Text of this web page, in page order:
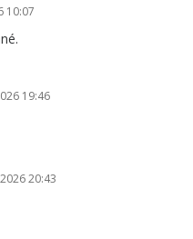
10:07
19:46
20:43